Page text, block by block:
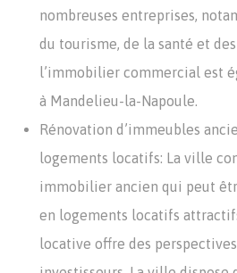
nombreuses entreprises,
du tourisme, de la santé et
l’immobilier commercial est
à Mandelieu-la-Napoule.
Rénovation d’immeubles
logements locatifs: La ville
immobilier ancien qui peut
en logements locatifs
locative offre des